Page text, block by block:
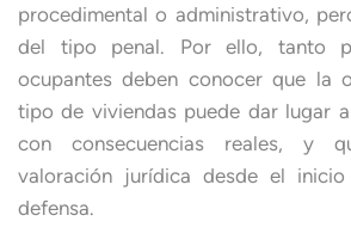
procedimental o administrativo,
del tipo penal. Por ello, tanto
ocupantes deben conocer que la
tipo de viviendas puede dar lugar
con consecuencias reales, y
valoración jurídica desde el
defensa.